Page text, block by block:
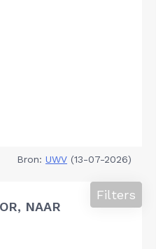
Bron: UWV (13-07-2026)
NAAR
Filters